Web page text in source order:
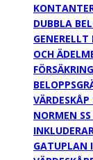
DUBBLA
GENERELLT
OCH
NORMEN
GATUPLAN